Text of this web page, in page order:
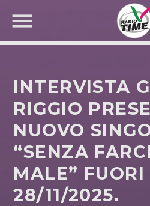
CERCA NEL
INTERVISTA
RIGGIO
NUOVO
“SENZA
MALE” FUORI
28/11/2025.